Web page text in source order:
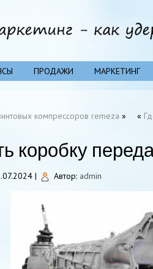
ПРОДАЖИ МАРКЕТИНГ
компрессоров remeza » «
коробку
| Автор: admin